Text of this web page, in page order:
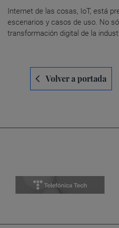
Internet de las cosas, IoT, está
escenarios y casos de uso. No
transformación digital de la
Navegación
entradas
Volver a portada